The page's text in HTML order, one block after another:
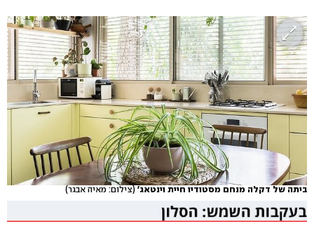
ביתה של דקלה מנחם מסטודיו חיית וינטאג' (צילום: מאיה אבגר)